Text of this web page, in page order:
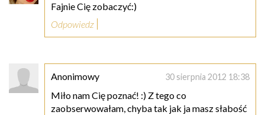
Fajnie Cię zobaczyć:)
Odpowiedz
Anonimowy 30 sierpnia 2012 18:38
Miło nam Cię poznać! :) Z tego co
zaobserwowałam, chyba tak jak ja masz słabość